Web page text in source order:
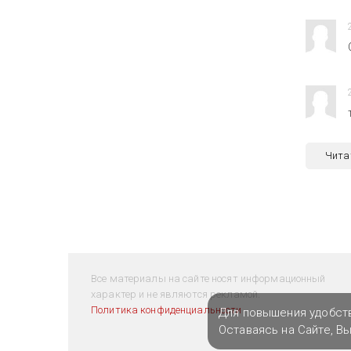
Все материалы на сайте носят информационный
характер и не являются рекламой.
Политика конфиденциальностиДля повышения
Оставаясь на Сайте,